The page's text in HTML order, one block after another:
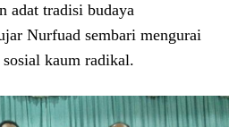
adat tradisi budaya
Nurfuad sembari mengurai
kaum radikal.